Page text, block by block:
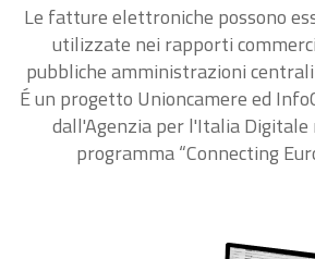
Le fatture elettroniche possono
utilizzate nei rapporti
pubbliche amministrazioni centrali
É un progetto Unioncamere ed
dall'Agenzia per l'Italia
programma “Connecting